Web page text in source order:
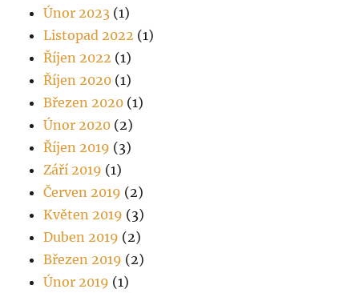
Únor 2023 (1)
Listopad 2022 (1)
Říjen 2022 (1)
Říjen 2020 (1)
Březen 2020 (1)
Únor 2020 (2)
Říjen 2019 (3)
Září 2019 (1)
Červen 2019 (2)
Květen 2019 (3)
Duben 2019 (2)
Březen 2019 (2)
Únor 2019 (1)